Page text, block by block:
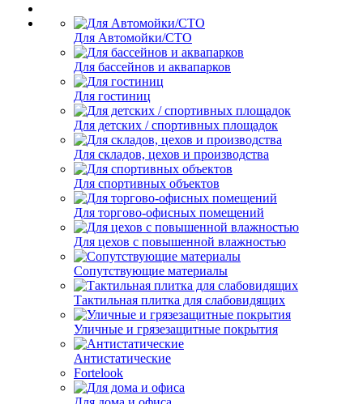
Для Автомойки/СТО
Для бассейнов и аквапарков
Для гостиниц
Для детских / спортивных площадок
Для складов, цехов и производства
Для спортивных объектов
Для торгово-офисных помещений
Для цехов с повышенной влажностью
Сопутствующие материалы
Тактильная плитка для слабовидящих
Уличные и грязезащитные покрытия
Антистатические
Fortelook